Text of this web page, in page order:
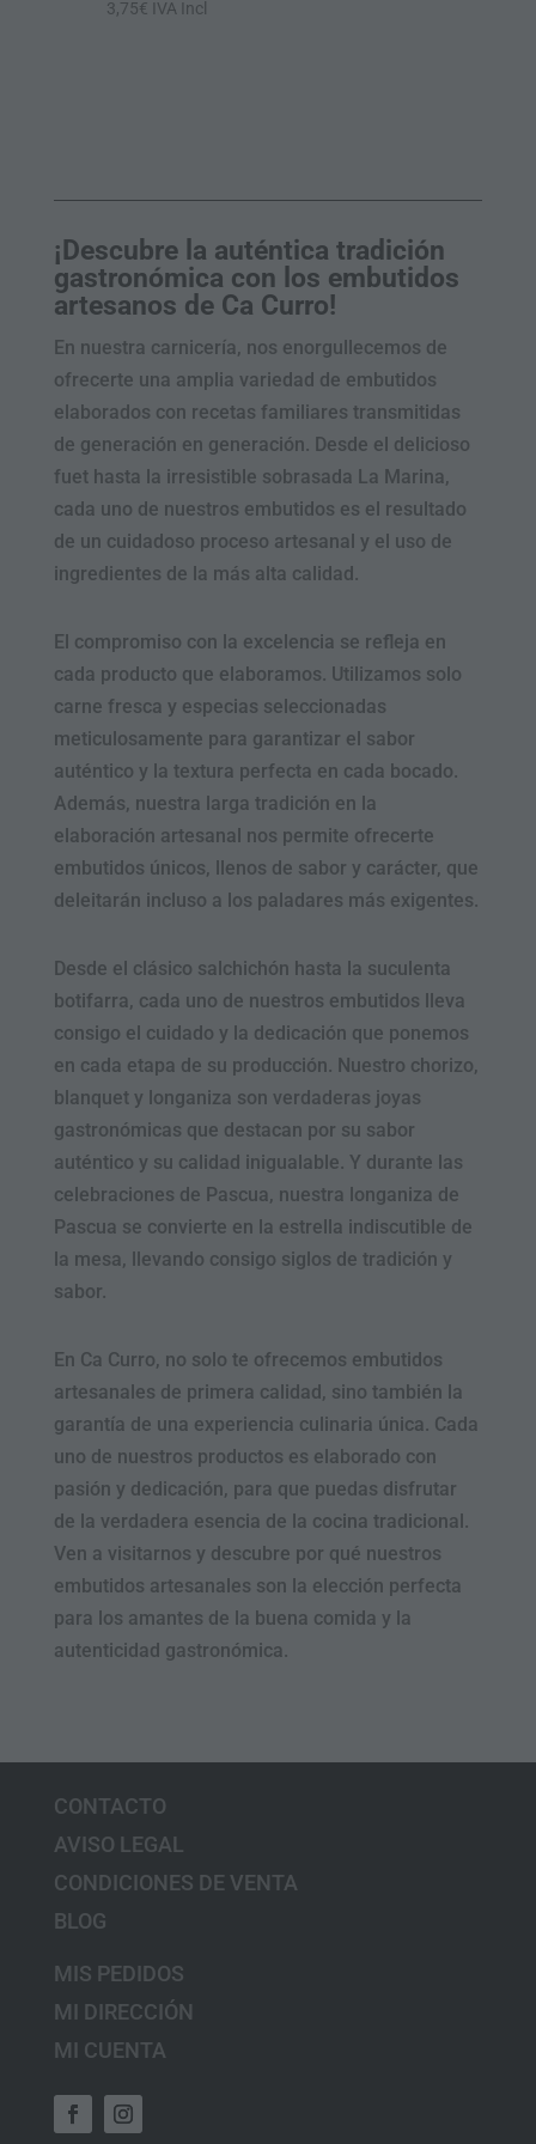
3,75€ IVA Incl
¡Descubre la auténtica tradición
gastronómica con los embutidos
artesanos de Ca Curro!
En nuestra carnicería, nos enorgullecemos de
ofrecerte una amplia variedad de embutidos
elaborados con recetas familiares transmitidas
de generación en generación. Desde el delicioso
fuet hasta la irresistible sobrasada La Marina,
cada uno de nuestros embutidos es el resultado
de un cuidadoso proceso artesanal y el uso de
ingredientes de la más alta calidad.
El compromiso con la excelencia se refleja en
cada producto que elaboramos. Utilizamos solo
carne fresca y especias seleccionadas
meticulosamente para garantizar el sabor
auténtico y la textura perfecta en cada bocado.
Además, nuestra larga tradición en la
elaboración artesanal nos permite ofrecerte
embutidos únicos, llenos de sabor y carácter, que
deleitarán incluso a los paladares más exigentes.
Desde el clásico salchichón hasta la suculenta
botifarra, cada uno de nuestros embutidos lleva
consigo el cuidado y la dedicación que ponemos
en cada etapa de su producción. Nuestro chorizo,
blanquet y longaniza son verdaderas joyas
gastronómicas que destacan por su sabor
auténtico y su calidad inigualable. Y durante las
celebraciones de Pascua, nuestra longaniza de
Pascua se convierte en la estrella indiscutible de
la mesa, llevando consigo siglos de tradición y
sabor.
En Ca Curro, no solo te ofrecemos embutidos
artesanales de primera calidad, sino también la
garantía de una experiencia culinaria única. Cada
uno de nuestros productos es elaborado con
pasión y dedicación, para que puedas disfrutar
de la verdadera esencia de la cocina tradicional.
Ven a visitarnos y descubre por qué nuestros
embutidos artesanales son la elección perfecta
para los amantes de la buena comida y la
autenticidad gastronómica.
CONTACTO
AVISO LEGAL
CONDICIONES DE VENTA
BLOG
MIS PEDIDOS
MI DIRECCIÓN
MI CUENTA